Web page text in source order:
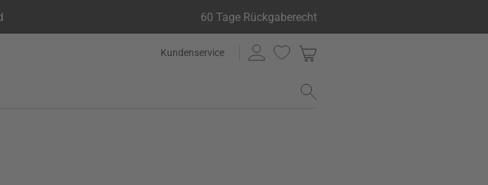
60 Tage Rückgaberecht
Kundenservice